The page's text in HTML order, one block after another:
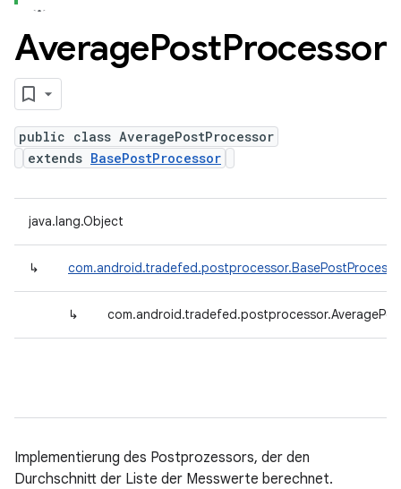
AveragePostProcessor
public class AveragePostProcessor
extends BasePostProcessor
java.lang.Object
↳
↳
Implementierung des Postprozessors, der den
Durchschnitt der Liste der Messwerte berechnet.